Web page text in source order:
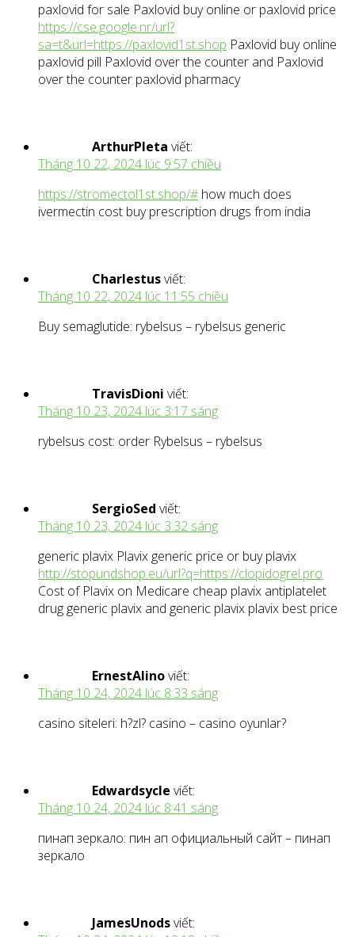
paxlovid for sale Paxlovid buy online or paxlovid price
https://cse.google.nr/url?
sa=t&url=https://paxlovid1st.shop Paxlovid buy online
paxlovid pill Paxlovid over the counter and Paxlovid
over the counter paxlovid pharmacy
ArthurPleta viết:
Tháng 10 22, 2024 lúc 9:57 chiều
https://stromectol1st.shop/# how much does
ivermectin cost buy prescription drugs from india
Charlestusviết:
Tháng 10 22, 2024 lúc 11:55 chiều
Buy semaglutide: rybelsus – rybelsus generic
TravisDioni viết:
Tháng 10 23, 2024 lúc 3:17 sáng
rybelsus cost: order Rybelsus – rybelsus
SergioSed viết:
Tháng 10 23, 2024 lúc 3:32 sáng
generic plavix Plavix generic price or buy plavix
http://stopundshop.eu/url?q=https://clopidogrel.pro
Cost of Plavix on Medicare cheap plavix antiplatelet
drug generic plavix and generic plavix plavix best price
ErnestAlinoviết:
Tháng 10 24, 2024 lúc 8:33 sáng
casino siteleri: h?zl? casino – casino oyunlar?
Edwardsycle viết:
Tháng 10 24, 2024 lúc 8:41 sáng
пинап зеркало: пин ап официальный сайт – пинап
зеркало
JamesUnodsviết: